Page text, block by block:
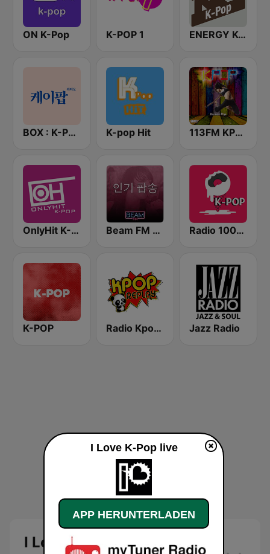
ON K-Pop K-POP 1 ENERGY K-Pop
BOX : K-POP 케이팝 K-pop Hit 113FM KPOP
OnlyHit K-Pop Beam FM - 취향저격 감각 팝송 Radio 100% Kpop
K-POP Radio Kpop Replay Jazz Radio
I Love K-Pop Live
I Love K-Pop live
APP HERUNTERLADEN